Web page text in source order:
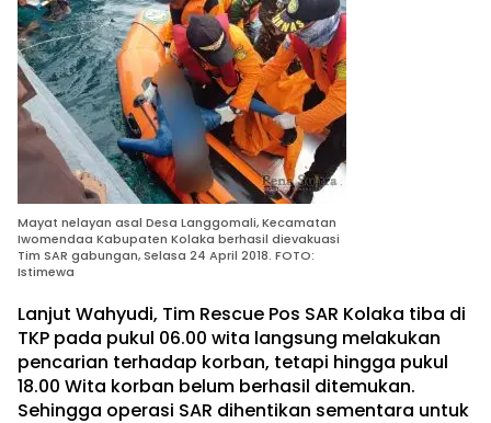
Mayat nelayan asal Desa Langgomali, Kecamatan
Iwomendaa Kabupaten Kolaka berhasil dievakuasi
Tim SAR gabungan, Selasa 24 April 2018. FOTO:
Istimewa
Lanjut Wahyudi, Tim Rescue Pos SAR Kolaka tiba di
TKP pada pukul 06.00 wita langsung melakukan
pencarian terhadap korban, tetapi hingga pukul
18.00 Wita korban belum berhasil ditemukan.
Sehingga operasi SAR dihentikan sementara untuk